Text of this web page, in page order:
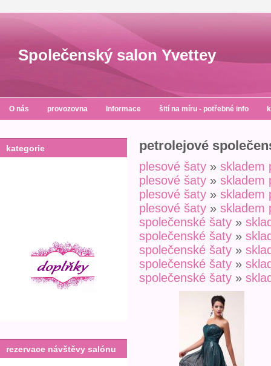
Společenský salon Yvettey
O nás provozovna Informace šití na míru - potřebné info
kategorie
rezervace návštěvy salónu
petrolejové
plesové šaty » skladem
plesové šaty » skladem
plesové šaty » skladem
plesové šaty » skladem
společenské šaty »
společenské šaty »
společenské šaty »
společenské šaty »
společenské šaty »